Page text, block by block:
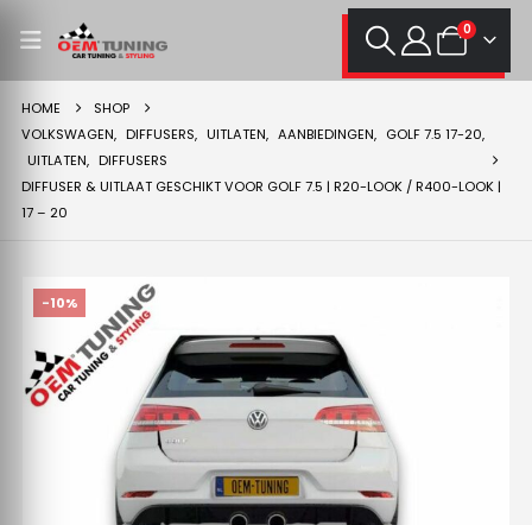
0
HOME
SHOP
VOLKSWAGEN, DIFFUSERS, UITLATEN, AANBIEDINGEN, GOLF 7.5 17-20,
UITLATEN, DIFFUSERS
DIFFUSER & UITLAAT GESCHIKT VOOR GOLF 7.5 | R20-LOOK / R400-LOOK |
17 – 20
-10%